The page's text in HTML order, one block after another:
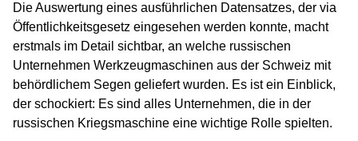
Die Auswertung eines ausführlichen Datensatzes, der via
Öffentlichkeitsgesetz eingesehen werden konnte, macht
erstmals im Detail sichtbar, an welche russischen
Unternehmen Werkzeugmaschinen aus der Schweiz mit
behördlichem Segen geliefert wurden. Es ist ein Einblick,
der schockiert: Es sind alles Unternehmen, die in der
russischen Kriegsmaschine eine wichtige Rolle spielten.